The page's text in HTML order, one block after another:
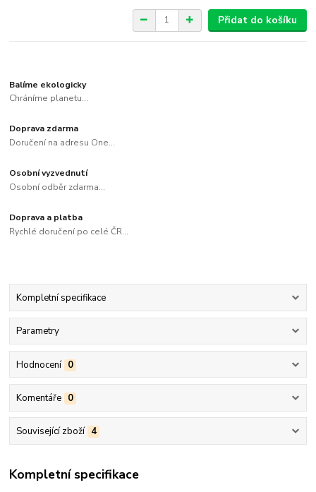
Přidat do košíku
Balíme ekologicky
Chráníme planetu...
Doprava zdarma
Doručení na adresu One...
Osobní vyzvednutí
Osobní odběr zdarma...
Doprava a platba
Rychlé doručení po celé ČR...
Kompletní specifikace
Parametry
Hodnocení 0
Komentáře 0
Související zboží 4
Kompletní specifikace